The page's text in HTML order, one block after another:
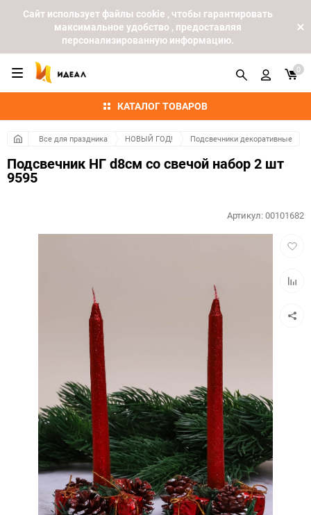
Cайт использует файлы cookie , чтобы гарантировать
максимальное удобство , предоставляя
персонализированную информацию.
КАТАЛОГ ТОВАРОВ
0
Все для праздника НОВЫЙ ГОД! Подсвечники декоративные
Подсвечник НГ d8см со свечой набор 2 шт
9595
Артикул:00101682